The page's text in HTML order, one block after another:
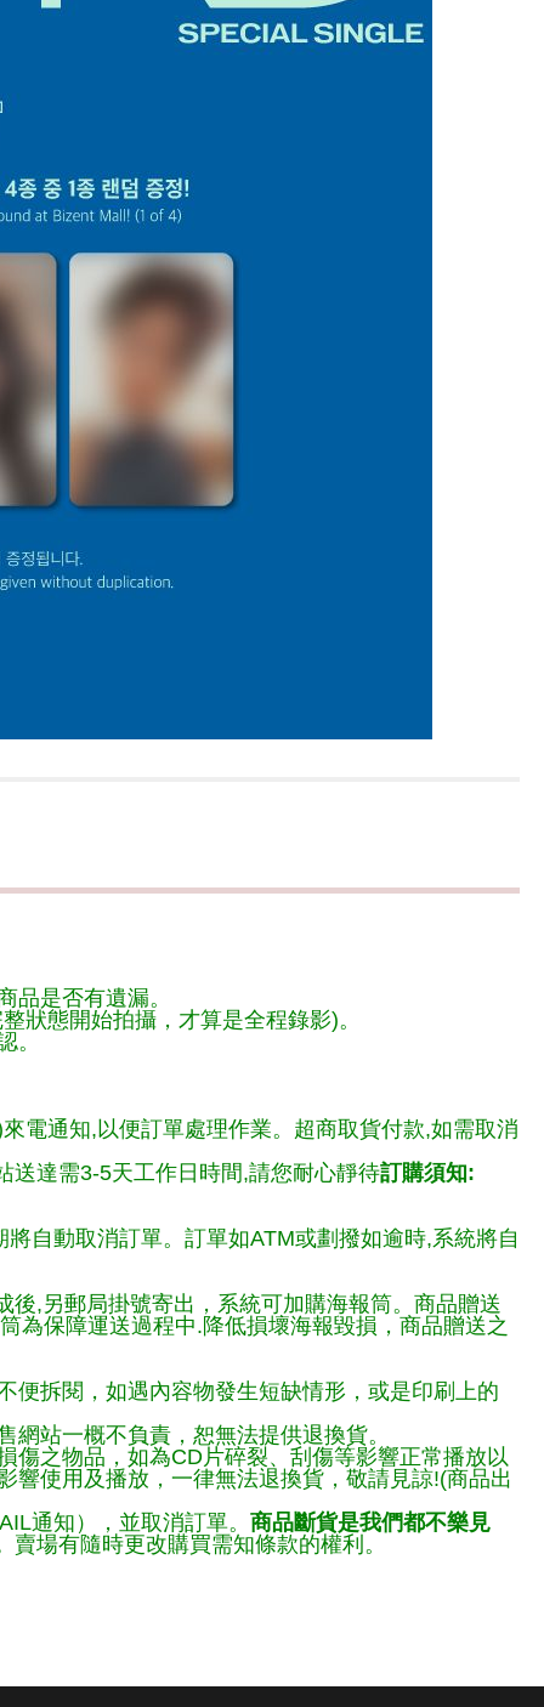
品是否有遺漏。
狀態開始拍攝，才算是全程錄影)。
。
電通知,以便訂單處理作業。超商取貨付款,如需取消
送達需3-5天工作日時間,請您耐心靜待訂購須知:
自動取消訂單。訂單如ATM或劃撥如逾時,系統將自
,另郵局掛號寄出，系統可加購海報筒。商品贈送
為保障運送過程中.降低損壞海報毀損，商品贈送之
便拆閱，如遇內容物發生短缺情形，或是印刷上的
站一概不負責，恕無法提供退換貨。
傷之物品，如為CD片碎裂、刮傷等影響正常播放以
響使用及播放，一律無法退換貨，敬請見諒!(商品出
通知），並取消訂單。 商品斷貨是我們都不樂見
賣場有隨時更改購買需知條款的權利。